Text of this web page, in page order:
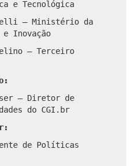
e Tecnológica
– Ministério da
Inovação
– Terceiro
– Diretor de
do CGI.br
de Políticas